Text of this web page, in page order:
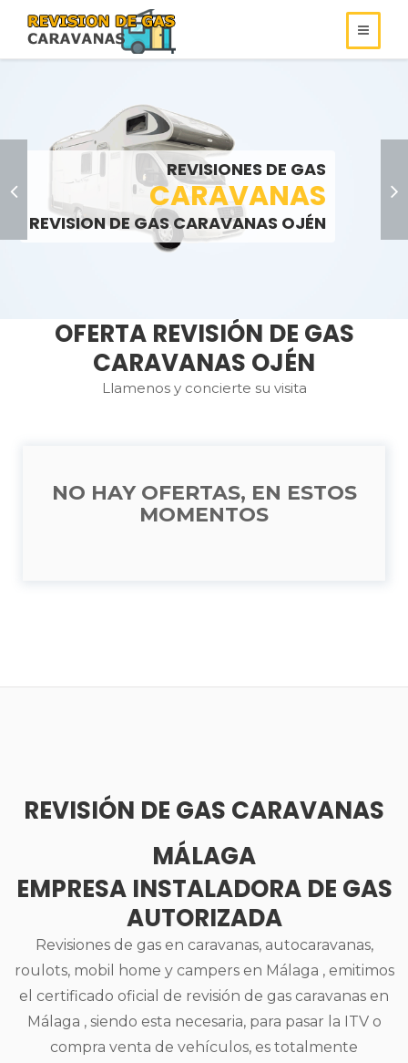
REVISIONES DE GAS
CARAVANAS
REVISION DE GAS CARAVANAS OJÉN
>
REVISIONES DE
GAS
AUTOCARAVANAS
LLAMENOS:
REVISIONES DE GAS
ROULOTS
SOMOS ESPECIALISTAS EN
REVISIONES DE GAS
LLAMENOS:
OFERTA REVISIÓN DE GAS
CARAVANAS OJÉN
Llamenos y concierte su visita
NO HAY OFERTAS, EN ESTOS
MOMENTOS
REVISIÓN DE GAS CARAVANAS
MÁLAGA
EMPRESA INSTALADORA DE GAS
AUTORIZADA
Revisiones de gas en caravanas, autocaravanas,
roulots, mobil home y campers en Málaga , emitimos
el certificado oficial de revisión de gas caravanas en
Málaga , siendo esta necesaria, para pasar la ITV o
compra venta de vehículos, es totalmente